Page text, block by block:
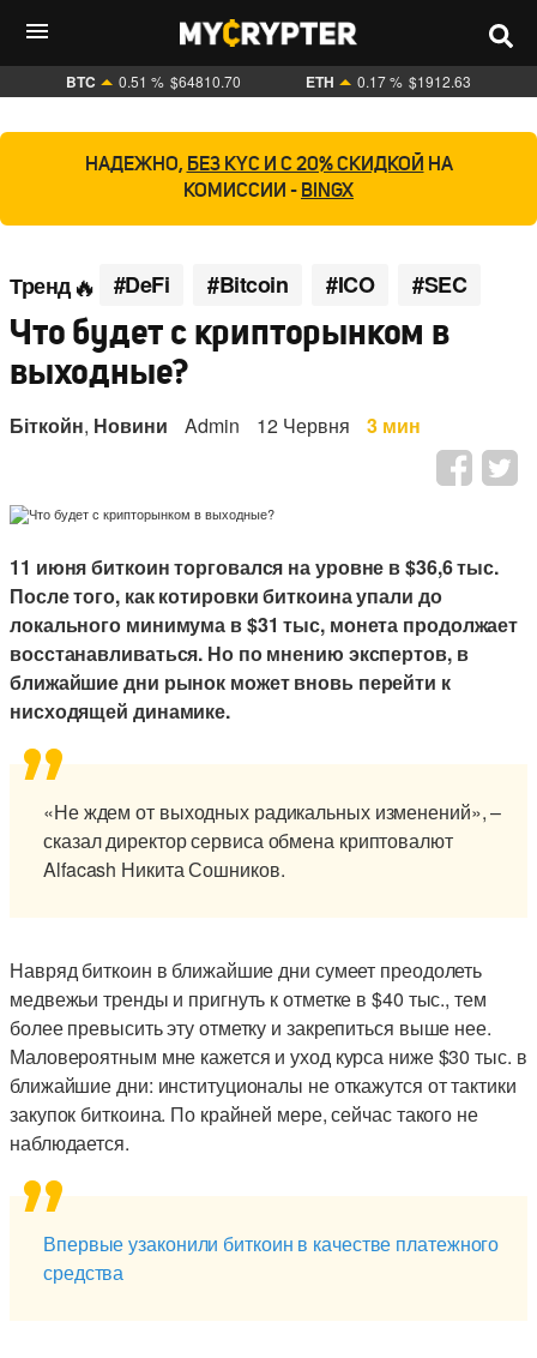
BTC 0.51 % $64810.70 ETH 0.17 % $1912.63
НАДЕЖНО, БЕЗ KYC И С 20% СКИДКОЙ НА
КОМИССИИ - BINGX
Тренд #DeFi #Bitcoin #ICO #SEC
Что будет с крипторынком в
выходные?
Біткойн, Новини Admin 12 Червня 3 мин
11 июня биткоин торговался на уровне в $36,6 тыс.
После того, как котировки биткоина упали до
локального минимума в $31 тыс, монета продолжает
восстанавливаться. Но по мнению экспертов, в
ближайшие дни рынок может вновь перейти к
нисходящей динамике.
«Не ждем от выходных радикальных изменений», –
сказал директор сервиса обмена криптовалют
Alfacash Никита Сошников.
Навряд биткоин в ближайшие дни сумеет преодолеть
медвежьи тренды и пригнуть к отметке в $40 тыс., тем
более превысить эту отметку и закрепиться выше нее.
Маловероятным мне кажется и уход курса ниже $30 тыс. в
ближайшие дни: институционалы не откажутся от тактики
закупок биткоина. По крайней мере, сейчас такого не
наблюдается.
Впервые узаконили биткоин в качестве платежного
средства